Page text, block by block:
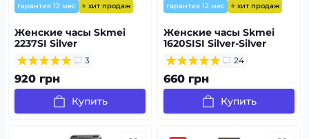
гарантия 12 мес ⭐ хит продаж
Женские часы Skmei
2237SI Silver
3
920 грн
Купить
гарантия 12 мес ⭐ хит продаж
Женские часы Skmei
1620SISI Silver-Silver
24
660 грн
Купить